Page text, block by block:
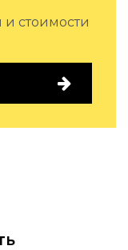
и стоимости